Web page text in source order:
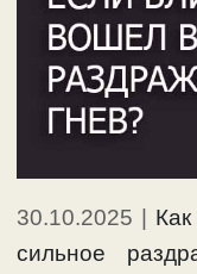
30.10.2025
сильное